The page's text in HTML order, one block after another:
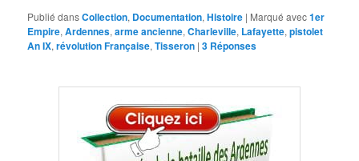
Publié dansCollection, Documentation,Histoire | Marqué avec1er
Empire,Ardennes,arme ancienne,Charleville, Lafayette,pistolet
An IX,révolution Française,Tisseron |3 Réponses